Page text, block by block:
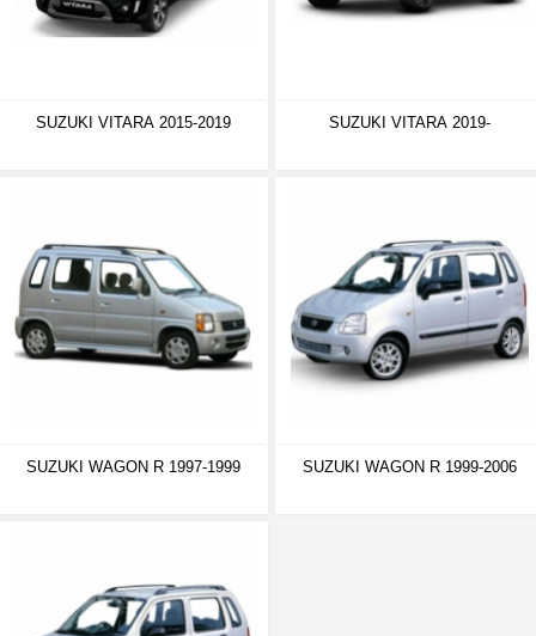
SUZUKI VITARA 2015-2019 SUZUKI VITARA 2019-
SUZUKI WAGON R 1997-1999 SUZUKI WAGON R 1999-2006